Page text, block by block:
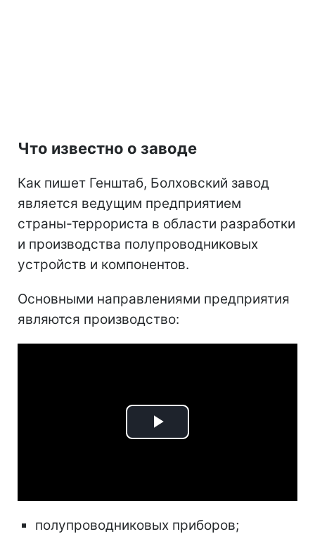
Что известно о заводе
Как пишет Генштаб, Болховский завод
является ведущим предприятием
страны-террориста в области разработки
и производства полупроводниковых
устройств и компонентов.
Основными направлениями предприятия
являются производство:
Play
полупроводниковых приборов;